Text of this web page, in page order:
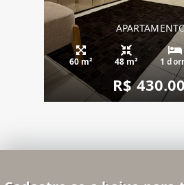
60 m² 48 m² 1
R$